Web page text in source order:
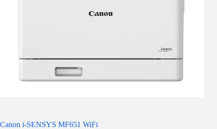
Canon i-SENSYS MF651 WiFi